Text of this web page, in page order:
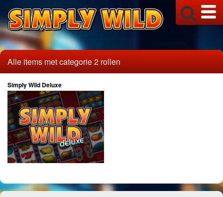
Alle items met categorie 2 rollen
Simply Wild Deluxe